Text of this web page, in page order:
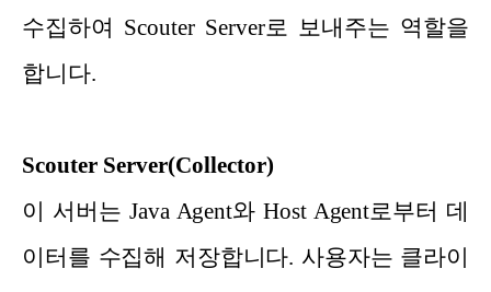
수집하여 Scouter Server로 보내주는 역할을
합니다.
Scouter Server(Collector)
이 서버는 Java Agent와 Host Agent로부터 데
이터를 수집해 저장합니다. 사용자는 클라이